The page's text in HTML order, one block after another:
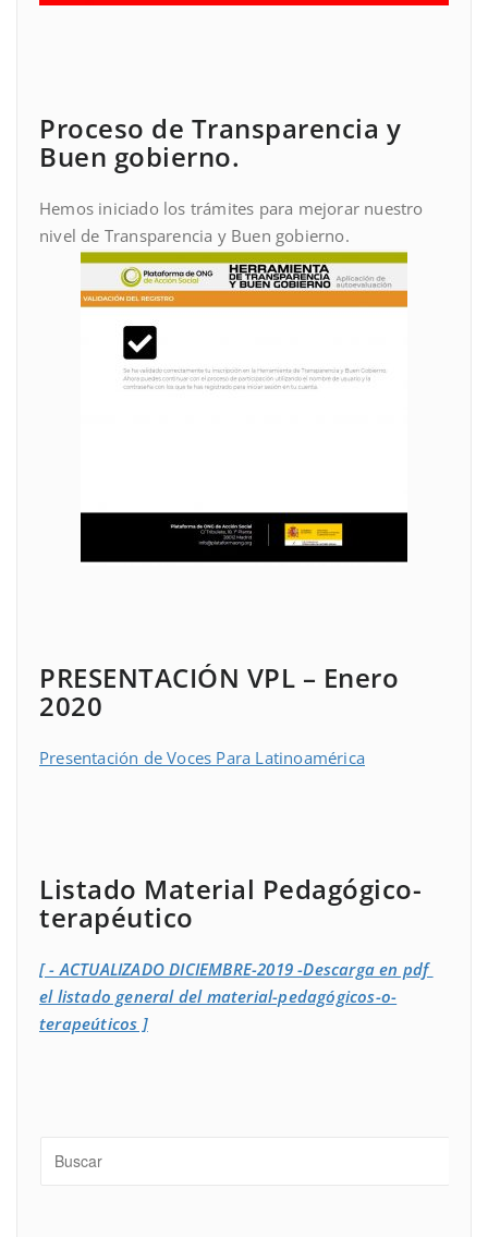
Proceso de Transparencia y
Buen gobierno.
Hemos iniciado los trámites para mejorar nuestro
nivel de Transparencia y Buen gobierno.
PRESENTACIÓN VPL – Enero
2020
Presentación de Voces Para Latinoamérica
Listado Material Pedagógico-
terapéutico
[ - ACTUALIZADO DICIEMBRE-2019 -Descarga en pdf
el listado general del material-pedagógicos-o-
terapeúticos ]